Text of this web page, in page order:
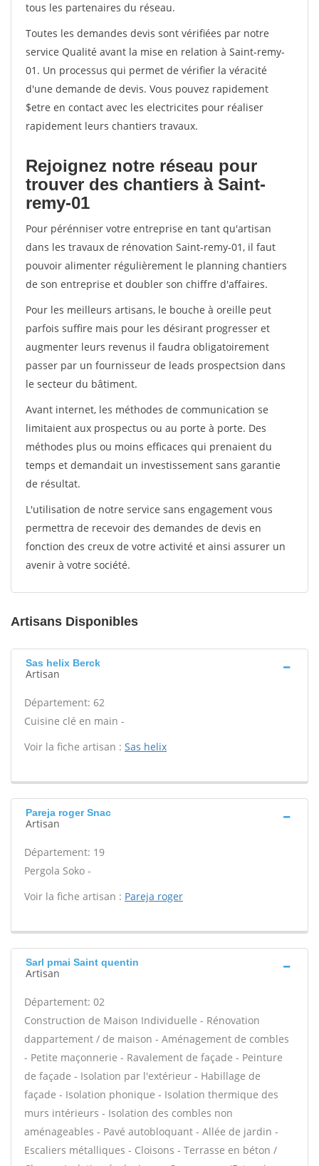
tous les partenaires du réseau.
Toutes les demandes devis sont vérifiées par notre
service Qualité avant la mise en relation à Saint-remy-
01. Un processus qui permet de vérifier la véracité
d'une demande de devis. Vous pouvez rapidement
$etre en contact avec les electricites pour réaliser
rapidement leurs chantiers travaux.
Rejoignez notre réseau pour
trouver des chantiers à Saint-
remy-01
Pour pérénniser votre entreprise en tant qu'artisan
dans les travaux de rénovation Saint-remy-01, il faut
pouvoir alimenter régulièrement le planning chantiers
de son entreprise et doubler son chiffre d'affaires.
Pour les meilleurs artisans, le bouche à oreille peut
parfois suffire mais pour les désirant progresser et
augmenter leurs revenus il faudra obligatoirement
passer par un fournisseur de leads prospectsion dans
le secteur du bâtiment.
Avant internet, les méthodes de communication se
limitaient aux prospectus ou au porte à porte. Des
méthodes plus ou moins efficaces qui prenaient du
temps et demandait un investissement sans garantie
de résultat.
L'utilisation de notre service sans engagement vous
permettra de recevoir des demandes de devis en
fonction des creux de votre activité et ainsi assurer un
avenir à votre société.
Artisans Disponibles
Sas helix Berck
Artisan
Département: 62
Cuisine clé en main -
Voir la fiche artisan : Sas helix
Pareja roger Snac
Artisan
Département: 19
Pergola Soko -
Voir la fiche artisan : Pareja roger
Sarl pmai Saint quentin
Artisan
Département: 02
Construction de Maison Individuelle - Rénovation
dappartement / de maison - Aménagement de combles
- Petite maçonnerie - Ravalement de façade - Peinture
de façade - Isolation par l'extérieur - Habillage de
façade - Isolation phonique - Isolation thermique des
murs intérieurs - Isolation des combles non
aménageables - Pavé autobloquant - Allée de jardin -
Escaliers métalliques - Cloisons - Terrasse en béton /